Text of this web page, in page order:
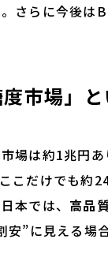
さらに今後は
市場」
場は約1兆円
こだけでも約
本では、 高品
安”に見える場